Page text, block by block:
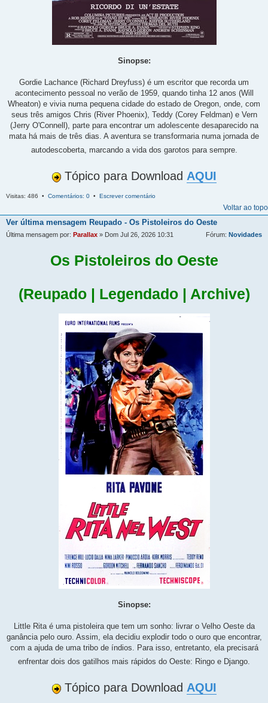
Sinopse:
Gordie Lachance (Richard Dreyfuss) é um escritor que recorda um
acontecimento pessoal no verão de 1959, quando tinha 12 anos (Will
Wheaton) e vivia numa pequena cidade do estado de Oregon, onde, com
seus três amigos Chris (River Phoenix), Teddy (Corey Feldman) e Vern
(Jerry O'Connell), parte para encontrar um adolescente desaparecido na
mata há mais de três dias. A aventura se transformaria numa jornada de
autodescoberta, marcando a vida dos garotos para sempre.
Tópico para Download AQUI
Visitas: 486 • Comentários: 0 • Escrever comentário
Voltar ao topo
Ver última mensagem Reupado - Os Pistoleiros do Oeste
Última mensagem por: Parallax » Dom Jul 26, 2026 10:31 Fórum: Novidades
Os Pistoleiros do Oeste
(Reupado | Legendado | Archive)
Sinopse:
Little Rita é uma pistoleira que tem um sonho: livrar o Velho Oeste da
ganância pelo ouro. Assim, ela decidiu explodir todo o ouro que encontrar,
com a ajuda de uma tribo de índios. Para isso, entretanto, ela precisará
enfrentar dois dos gatilhos mais rápidos do Oeste: Ringo e Django.
Tópico para Download AQUI